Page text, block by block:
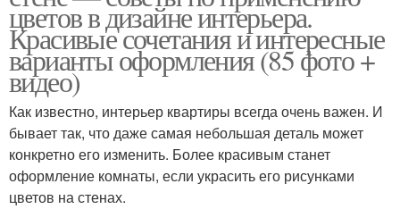
цветов в дизайне интерьера.
Красивые сочетания и интересные
варианты оформления (85 фото +
видео)
Как известно, интерьер квартиры всегда очень важен. И
бывает так, что даже самая небольшая деталь может
конкретно его изменить. Более красивым станет
оформление комнаты, если украсить его рисунками
цветов на стенах.